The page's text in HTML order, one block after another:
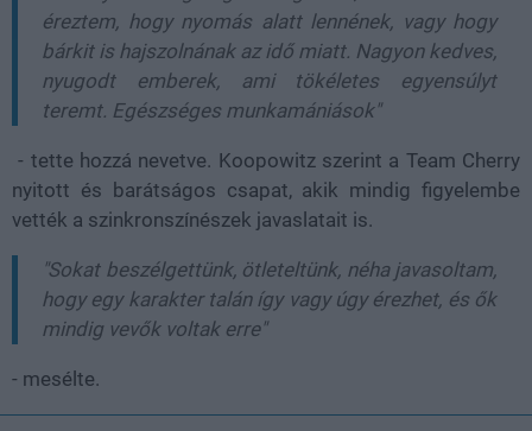
éreztem, hogy nyomás alatt lennének, vagy hogy
bárkit is hajszolnának az idő miatt. Nagyon kedves,
nyugodt emberek, ami tökéletes egyensúlyt
teremt. Egészséges munkamániások"
- tette hozzá nevetve. Koopowitz szerint a Team Cherry
nyitott és barátságos csapat, akik mindig figyelembe
vették a szinkronszínészek javaslatait is.
"Sokat beszélgettünk, ötleteltünk, néha javasoltam,
hogy egy karakter talán így vagy úgy érezhet, és ők
mindig vevők voltak erre"
- mesélte.